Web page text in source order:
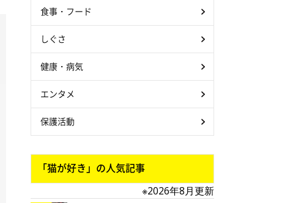
食事・フード
しぐさ
健康・病気
エンタメ
保護活動
「猫が好き」の人気記事
※2026年8月更新